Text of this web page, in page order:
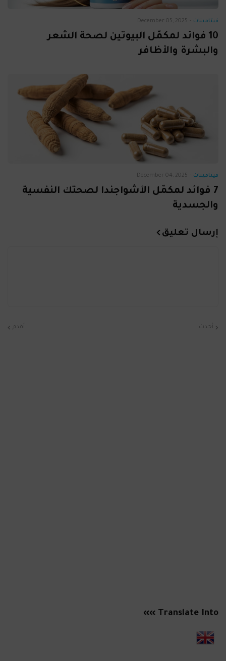
فيتامينات -
December 05, 2025
10 فوائد لمكمّل البيوتين لصحة الشعر
والبشرة والأظافر
فيتامينات -
December 04, 2025
7 فوائد لمكمّل الأشواجندا لصحتك النفسية
والجسدية
إرسال تعليق
أحدث أقدم
Translate Into »»